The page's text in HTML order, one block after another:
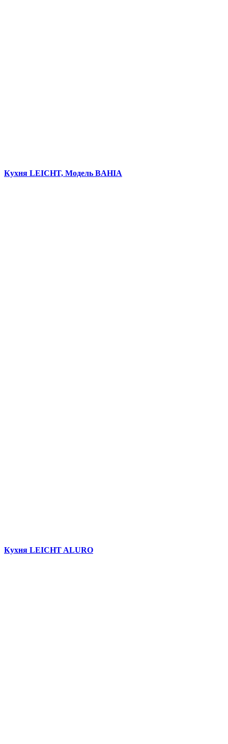
Кухня LEICHT, Модель BAHIA
Кухня LEICHT ALURO